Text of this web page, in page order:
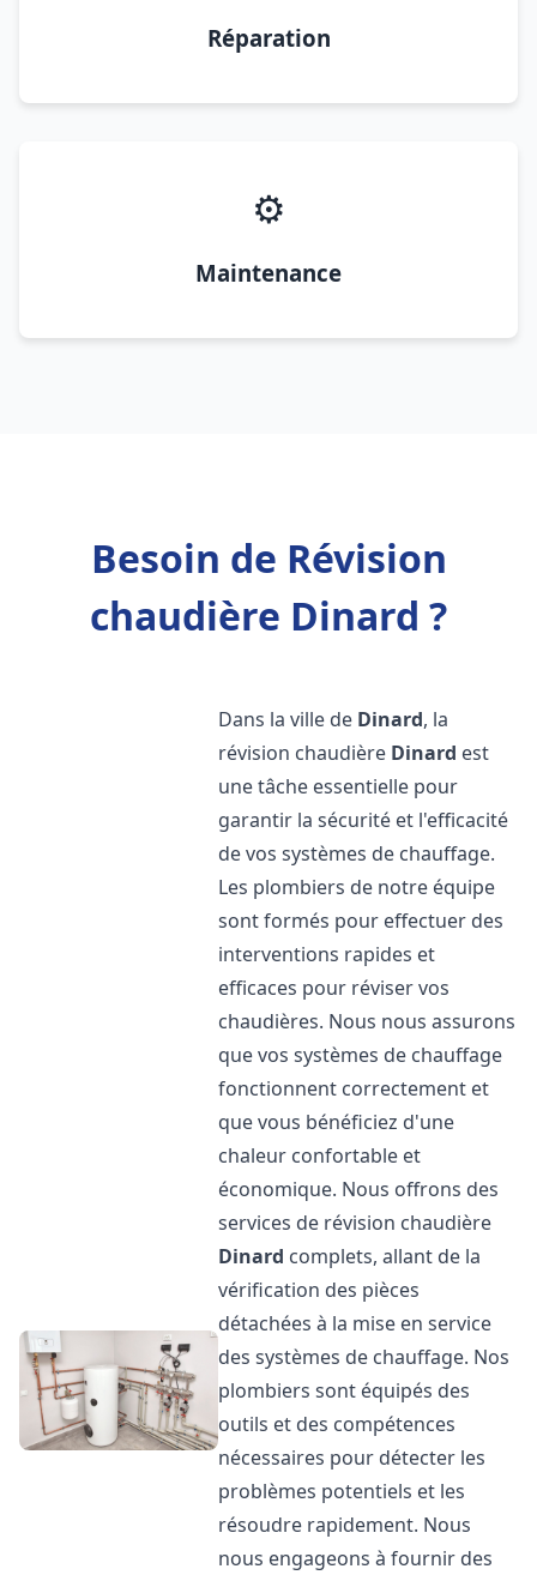
Réparation
⚙️
Maintenance
Besoin de Révision
chaudière Dinard ?
Dans la ville de Dinard, la
révision chaudière Dinard est
une tâche essentielle pour
garantir la sécurité et l'efficacité
de vos systèmes de chauffage.
Les plombiers de notre équipe
sont formés pour effectuer des
interventions rapides et
efficaces pour réviser vos
chaudières. Nous nous assurons
que vos systèmes de chauffage
fonctionnent correctement et
que vous bénéficiez d'une
chaleur confortable et
économique. Nous offrons des
services de révision chaudière
Dinard complets, allant de la
vérification des pièces
détachées à la mise en service
des systèmes de chauffage. Nos
plombiers sont équipés des
outils et des compétences
nécessaires pour détecter les
problèmes potentiels et les
résoudre rapidement. Nous
nous engageons à fournir des